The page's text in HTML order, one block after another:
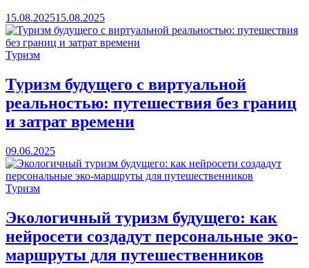
15.08.202515.08.2025
Туризм
Туризм будущего с виртуальной
реальностью: путешествия без границ
и затрат времени
09.06.2025
Туризм
Экологичный туризм будущего: как
нейросети создадут персональные эко-
маршруты для путешественников